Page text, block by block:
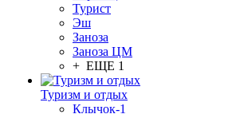
Турист
Эш
Заноза
Заноза ЦМ
+ ЕЩЕ 1
Туризм и отдых
Клычок-1